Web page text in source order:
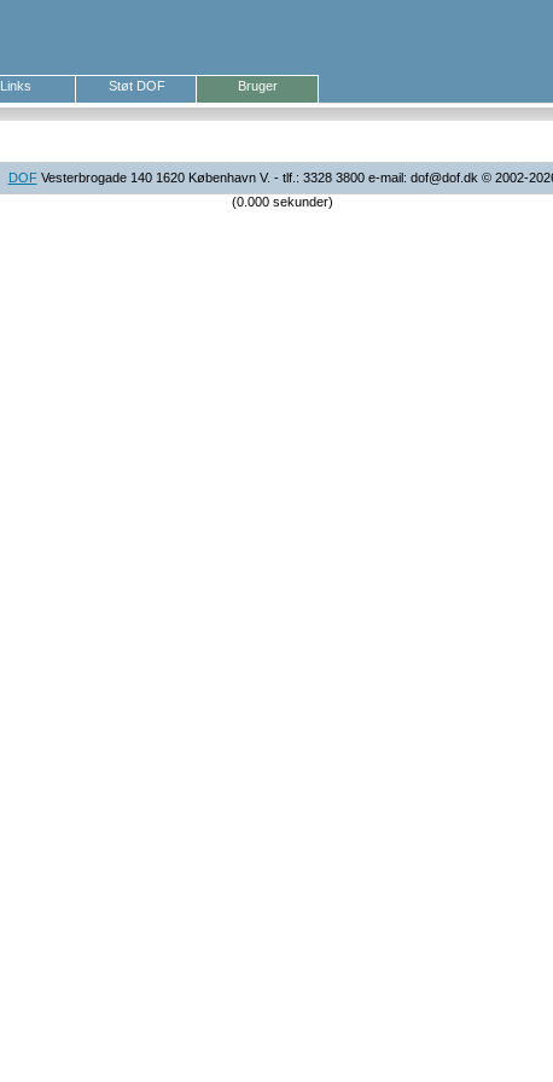
Links Støt DOF
Bruger
DOFVesterbrogade 140 1620 København V. - tlf.: 3328 3800 e-mail: dof@dof.dk © 2002-
(0.000 sekunder)